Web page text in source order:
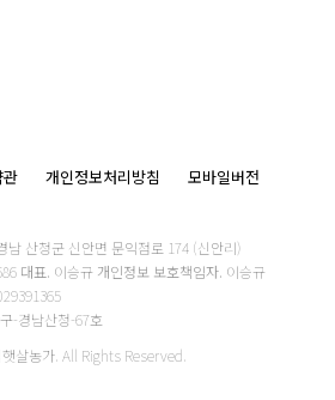
관 개인정보처리방침 모바일버전
남 산청군 신안면 문익점로 174 (신안리)
대표. 이승규 개인정보 보호책임자. 이승규
-경남산청-67호
살농가. All Rights Reserved.